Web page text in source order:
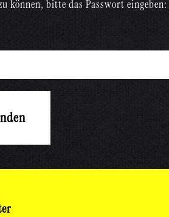
können, bitte das Passwort eingeben: